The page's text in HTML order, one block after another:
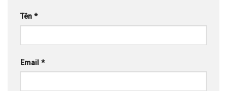
Tên *
Email *